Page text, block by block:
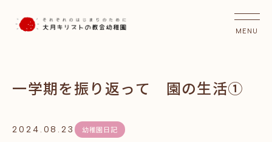
一学期を振り返って 園の生活①
2024.08.23 幼稚園日記